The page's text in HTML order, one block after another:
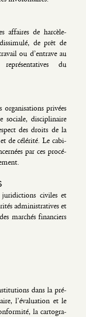
affaires de har­cè­le­
de prêt de
ou d’entrave au
du
orga­ni­sa­tions pri­vées
sociale, dis­ci­pli­naire
des droits de la
de célé­ri­té. Le cabi­
par ces pro­cé­
juri­dic­tions civiles et
admi­nis­tra­tives et
mar­chés finan­ciers
dans la pré­
l’évaluation et le
la car­to­gra­